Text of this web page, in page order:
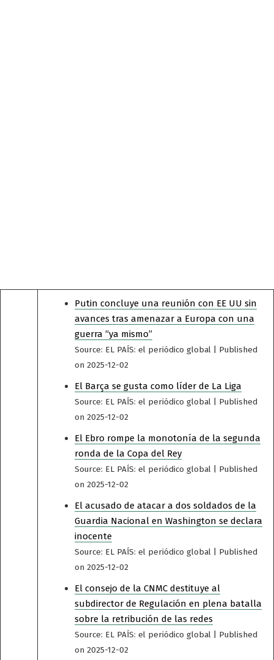
Putin concluye una reunión con EE UU sin
avances tras amenazar a Europa con una
guerra “ya mismo”
Source: EL PAÍS: el periódico global
Published
on 2025-12-02
El Barça se gusta como líder de La Liga
Source: EL PAÍS: el periódico global
Published
on 2025-12-02
El Ebro rompe la monotonía de la segunda
ronda de la Copa del Rey
Source: EL PAÍS: el periódico global
Published
on 2025-12-02
El acusado de atacar a dos soldados de la
Guardia Nacional en Washington se declara
inocente
Source: EL PAÍS: el periódico global
Published
on 2025-12-02
El consejo de la CNMC destituye al
subdirector de Regulación en plena batalla
sobre la retribución de las redes
Source: EL PAÍS: el periódico global
Published
on 2025-12-02